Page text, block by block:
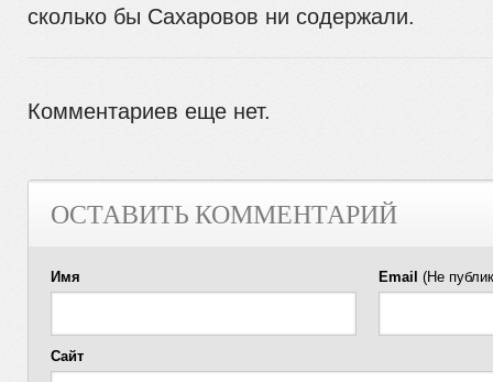
сколько бы Сахаровов ни содержали.
Комментариев еще нет.
ОСТАВИТЬ КОММЕНТАРИЙ
Имя Email (Не
Сайт